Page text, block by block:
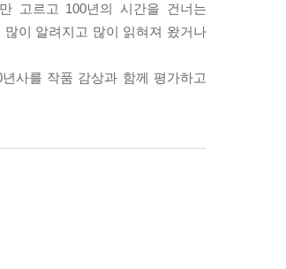
고르고 100년의 시간을 건너는
이 알려지고 많이 읽혀져 왔거나
사를 작품 감상과 함께 평가하고